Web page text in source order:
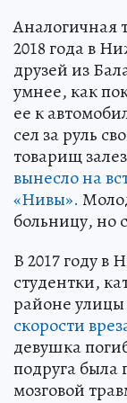
Аналогичная
2018 года в
друзей из
умнее, как
ее к
сел за руль
товарищ
вынесло на
«Нивы».
больницу, но
В 2017 году в
студентки,
районе
скорости
девушка
подруга была
мозговой